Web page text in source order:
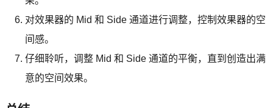
对效果器的 Mid 和 Side 通道进行调整，控制效果器的空
间感。
仔细聆听，调整 Mid 和 Side 通道的平衡，直到创造出满
意的空间效果。